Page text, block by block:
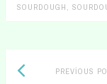
SOURDOUGH
Post
PREVIOUS